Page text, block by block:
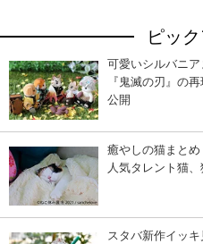
ピッ
可愛いシルバニア
『鬼滅の刃』の
公開
癒やしの猫まとめ
人気タレント猫
スタバ新作イッキ